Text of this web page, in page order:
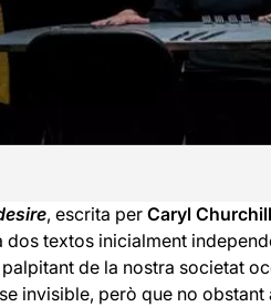
, escrita per Caryl Churchill
dos textos inicialment
de la nostra societat
invisible, però que no